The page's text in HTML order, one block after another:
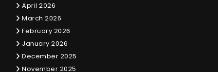
April 2026
March 2026
February 2026
January 2026
December 2025
November 2025